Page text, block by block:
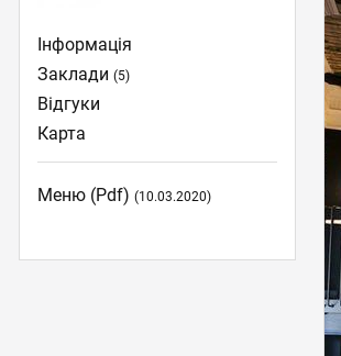
Інформація
Заклади(5)
Відгуки
Карта
Меню (pdf)(10.03.2020)